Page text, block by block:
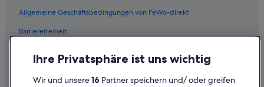
Allgemeine Geschäftsbedingungen von FeWo-direkt
Barrierefreiheit
Ihre Privatsphäre ist uns wichtig
Wir und unsere16 Partner speichern und/ oder greifen